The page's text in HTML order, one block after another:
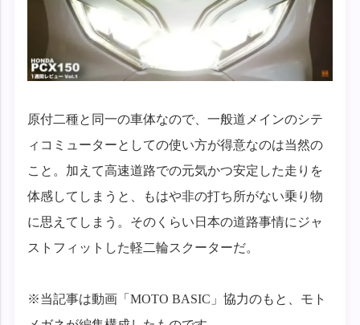
原付二種と同一の車体なので、一般道メインのシテ
ィコミューターとしての使い方が得意なのは当然の
こと。加えて高速道路での元気かつ安定した走りを
体感してしまうと、もはや非の打ち所がない乗り物
に思えてしまう。そのくらい日本の道路事情にジャ
ストフィットした軽二輪スクーターだ。
※当記事は動画「MOTO BASIC」協力のもと、モト